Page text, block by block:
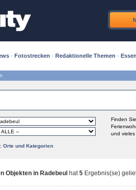
· Fotostrecken · Redaktionelle Themen ·
Finden
und vieles
Orte und Kategorien
Objekten in Radebeul hat5 Ergebnis(se)